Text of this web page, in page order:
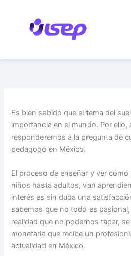
contenido
Es bien sabido que el tema del
importancia en el mundo. Por ello,
responderemos a la pregunta de
pedagogo en México.
El proceso de enseñar y ver
niños hasta adultos, van
interés es sin duda una
sabemos que no todo es
realidad que no podemos tapar,
monetaria que recibe un
actualidad en México.